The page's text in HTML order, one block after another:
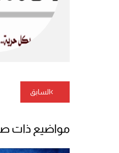
تصفّح
المقالات
السابق
مواضيع ذات